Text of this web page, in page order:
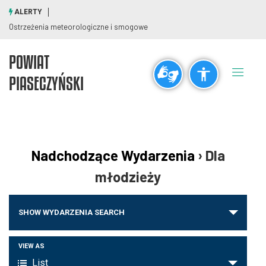
visibility_off title
ALERTY
Ostrzeżenia meteorologiczne i smogowe
POWIAT
PIASECZYŃSKI
Nadchodzące Wydarzenia › Dla
młodzieży
po
wyszukiwaniu
SHOW WYDARZENIA SEARCH
Wydarzenie
VIEW AS
List